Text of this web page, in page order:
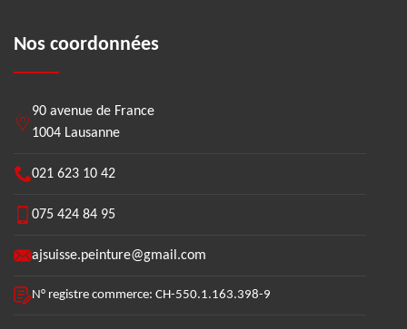
Nos coordonnées
90 avenue de France
1004 Lausanne
021 623 10 42
075 424 84 95
ajsuisse.peinture@gmail.com
N° registre commerce: CH-550.1.163.398-9